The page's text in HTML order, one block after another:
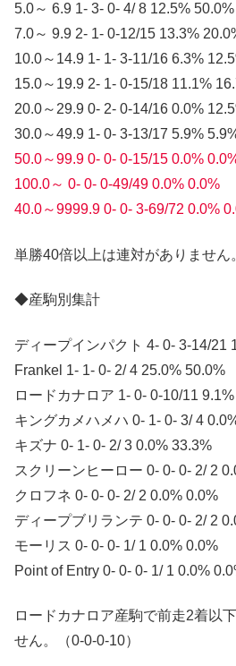
5.0～ 6.9 1- 3- 0- 4/ 8 12.5% 50.0%
7.0～ 9.9 2- 1- 0-12/15 13.3%
10.0～14.9 1- 1- 3-11/16 6.3%
15.0～19.9 2- 1- 0-15/18 11.1%
20.0～29.9 0- 2- 0-14/16 0.0%
30.0～49.9 1- 0- 3-13/17 5.9%
50.0～99.9 0- 0- 0-15/15 0.0%
100.0～ 0- 0- 0-49/49 0.0% 0.0%
40.0～9999.9 0- 0- 3-69/72 0.0%
単勝40倍以上は連対がありません
◆産駒別集計
ディープインパクト 4- 0- 3-14/21
Frankel 1- 1- 0- 2/ 4 25.0% 50.0%
ロードカナロア 1- 0- 0-10/11
キングカメハメハ 0- 1- 0- 3/ 4
キズナ 0- 1- 0- 2/ 3 0.0% 33.3%
スクリーンヒーロー 0- 0- 0- 2/ 2
クロフネ 0- 0- 0- 2/ 2 0.0% 0.0%
ディープブリランテ 0- 0- 0- 2/ 2
モーリス 0- 0- 0- 1/ 1 0.0% 0.0%
Point of Entry 0- 0- 0- 1/ 1 0.0%
ロードカナロア産駒で前走2着以
せん。（0-0-0-10）